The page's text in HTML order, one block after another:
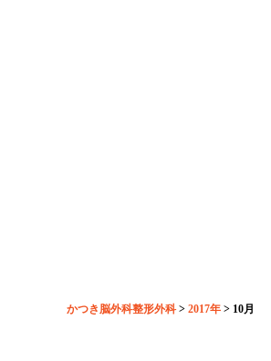
かつき脳外科整形外科>2017年 > 10月